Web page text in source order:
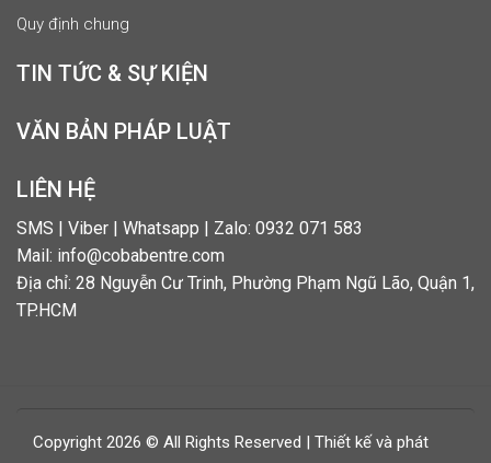
Quy định chung
TIN TỨC & SỰ KIỆN
VĂN BẢN PHÁP LUẬT
LIÊN HỆ
SMS | Viber | Whatsapp | Zalo: 0932 071 583
Mail: info@cobabentre.com
Địa chỉ: 28 Nguyễn Cư Trinh, Phường Phạm Ngũ Lão, Quận 1,
TP.HCM
Copyright 2026 © All Rights Reserved | Thiết kế và phát